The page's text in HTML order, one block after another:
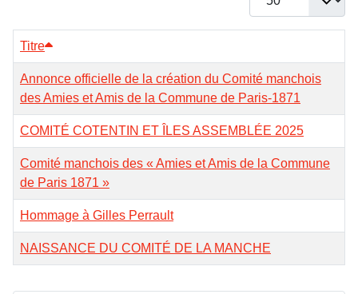
Titre
Annonce officielle de la création du Comité manchois
des Amies et Amis de la Commune de Paris-1871
COMITÉ COTENTIN ET ÎLES ASSEMBLÉE 2025
Comité manchois des « Amies et Amis de la Commune
de Paris 1871 »
Hommage à Gilles Perrault
NAISSANCE DU COMITÉ DE LA MANCHE